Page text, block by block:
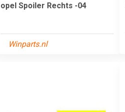
opel Spoiler Rechts -04
Winparts.nl